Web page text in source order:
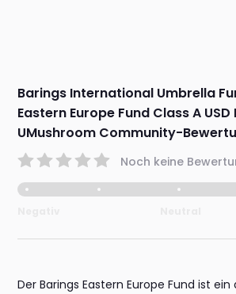
Barings International Umbrella
Eastern Europe Fund Class A USD
UMushroom Community-
Noch keine
Der Barings Eastern Europe Fund ist